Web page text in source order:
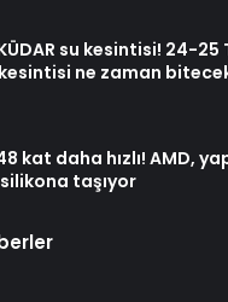
su kesintisi! 24-25
ne zaman
kat daha hızlı! AMD,
taşıyor